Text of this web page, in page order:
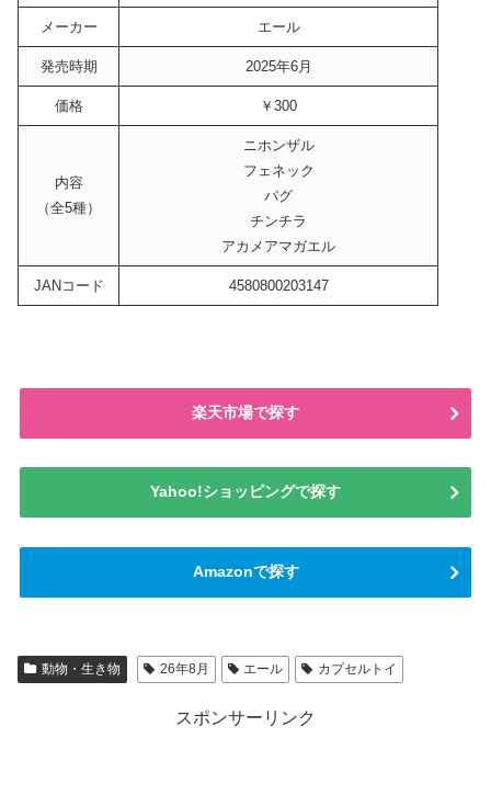
メーカー エール
発売時期 2025年6月
価格 ￥300
内容
（全5種）
ニホンザル
フェネック
パグ
チンチラ
アカメアマガエル
JANコード 4580800203147
楽天市場で探す
Yahoo!ショッピングで探す
Amazonで探す
動物・生き物 26年8月 エール カプセルトイ
スポンサーリンク